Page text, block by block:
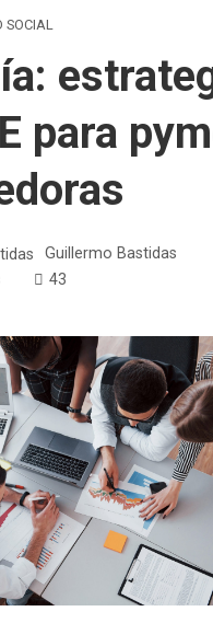
SOCIAL
para
Guillermo Bastidas
43